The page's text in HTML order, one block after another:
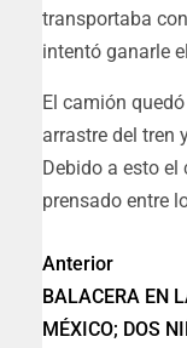
transportaba
intentó ganarle
El camión
arrastre del tren
Debido a esto
prensado entre
Anterior
BALACERA EN
MÉXICO; DOS